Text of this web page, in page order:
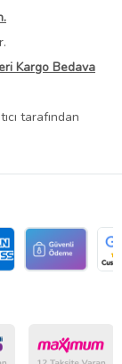
Kargo Bedava
tarafından